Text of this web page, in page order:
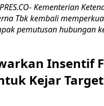
Kementerian
Tbk kembali
pemutusan hubungan
Insentif
Kejar